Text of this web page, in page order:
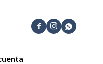
  